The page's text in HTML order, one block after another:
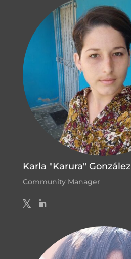
Karla "Karura" González
Community Manager